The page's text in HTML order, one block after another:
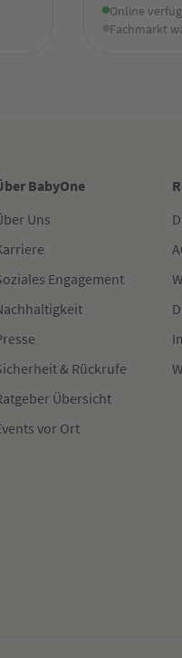
Online
Fachmarkt
BabyOne
Uns
Engagement
& Rückrufe
Übersicht
vor Ort